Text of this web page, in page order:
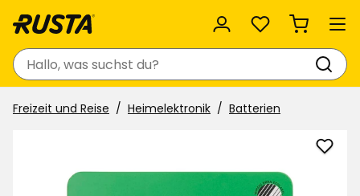
Favoriten
Suchen
Freizeit und Reise Heimelektronik Batterien